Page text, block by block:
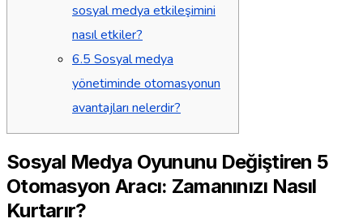
sosyal medya etkileşimini
nasıl etkiler?
6.5 Sosyal medya
yönetiminde otomasyonun
avantajları nelerdir?
Sosyal Medya Oyununu Değiştiren 5
Otomasyon Aracı: Zamanınızı Nasıl
Kurtarır?